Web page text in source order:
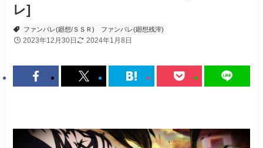
レ]
ファンパレ(廻想/ＳＳＲ) ファンパレ(廻想残滓)
2023年12月30日 2024年1月8日